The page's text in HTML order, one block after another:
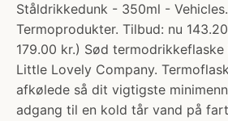
Ståldrikkedunk - 350ml -
Termoprodukter. Tilbud: nu
179.00 kr.) Sød
Little Lovely Company.
afkølede så dit vigtigste
adgang til en kold tår vand på